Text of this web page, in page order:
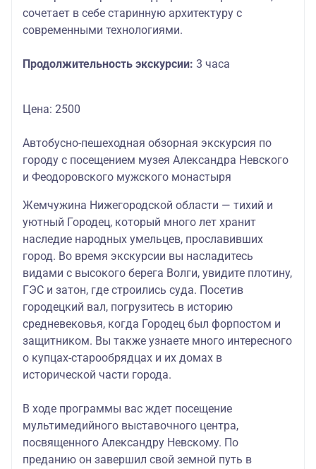
сочетает в себе старинную архитектуру с
современными технологиями.
Продолжительность экскурсии: 3 часа
Цена: 2500
Автобусно-пешеходная обзорная экскурсия по
городу с посещением музея Александра Невского
и Феодоровского мужского монастыря
Жемчужина Нижегородской области — тихий и
уютный Городец, который много лет хранит
наследие народных умельцев, прославивших
город. Во время экскурсии вы насладитесь
видами с высокого берега Волги, увидите плотину,
ГЭС и затон, где строились суда. Посетив
городецкий вал, погрузитесь в историю
средневековья, когда Городец был форпостом и
защитником. Вы также узнаете много интересного
о купцах-старообрядцах и их домах в
исторической части города.
В ходе программы вас ждет посещение
мультимедийного выставочного центра,
посвященного Александру Невскому. По
преданию он завершил свой земной путь в